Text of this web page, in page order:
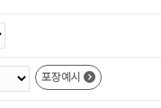
포장예시